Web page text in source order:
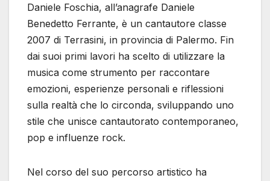
Daniele Foschia, all’anagrafe Daniele
Benedetto Ferrante, è un cantautore classe
2007 di Terrasini, in provincia di Palermo. Fin
dai suoi primi lavori ha scelto di utilizzare la
musica come strumento per raccontare
emozioni, esperienze personali e riflessioni
sulla realtà che lo circonda, sviluppando uno
stile che unisce cantautorato contemporaneo,
pop e influenze rock.
Nel corso del suo percorso artistico ha